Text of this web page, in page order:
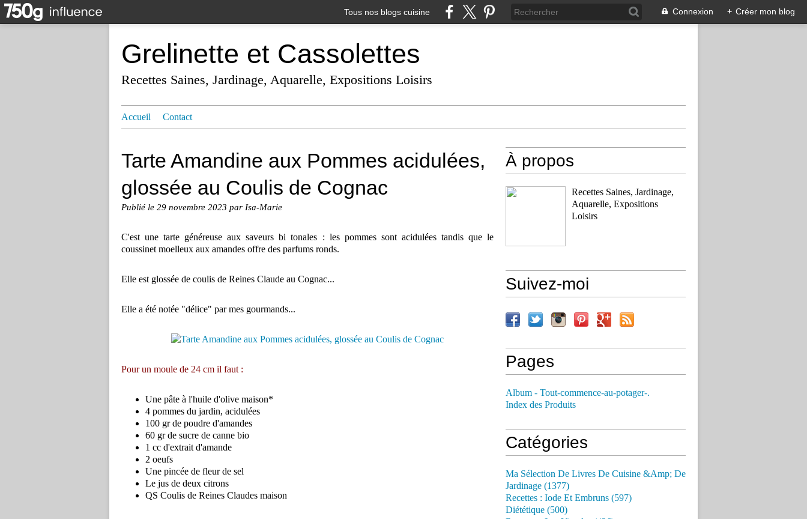
Tous nos blogs cuisine Connexion + Créer mon blog
Grelinette et Cassolettes
Recettes Saines, Jardinage, Aquarelle, Expositions Loisirs
Accueil Contact
Tarte Amandine aux Pommes acidulées,
glossée au Coulis de Cognac
Publié le 29 novembre 2023 par Isa-Marie
C'est une tarte généreuse aux saveurs bi tonales : les pommes sont acidulées tandis que le
coussinet moelleux aux amandes offre des parfums ronds.
Elle est glossée de coulis de Reines Claude au Cognac...
Elle a été notée "délice" par mes gourmands...
Pour un moule de 24 cm il faut :
Une pâte à l'huile d'olive maison*
4 pommes du jardin, acidulées
100 gr de poudre d'amandes
60 gr de sucre de canne bio
1 cc d'extrait d'amande
2 oeufs
Une pincée de fleur de sel
Le jus de deux citrons
QS Coulis de Reines Claudes maison
À propos
Recettes Saines, Jardinage,
Aquarelle, Expositions
Loisirs
Suivez-moi
Pages
Album - Tout-commence-au-potager-.
Index des Produits
Catégories
Ma Sélection De Livres De Cuisine &Amp; De
Jardinage (1377)
Recettes : Iode Et Embruns (597)
Diététique (500)